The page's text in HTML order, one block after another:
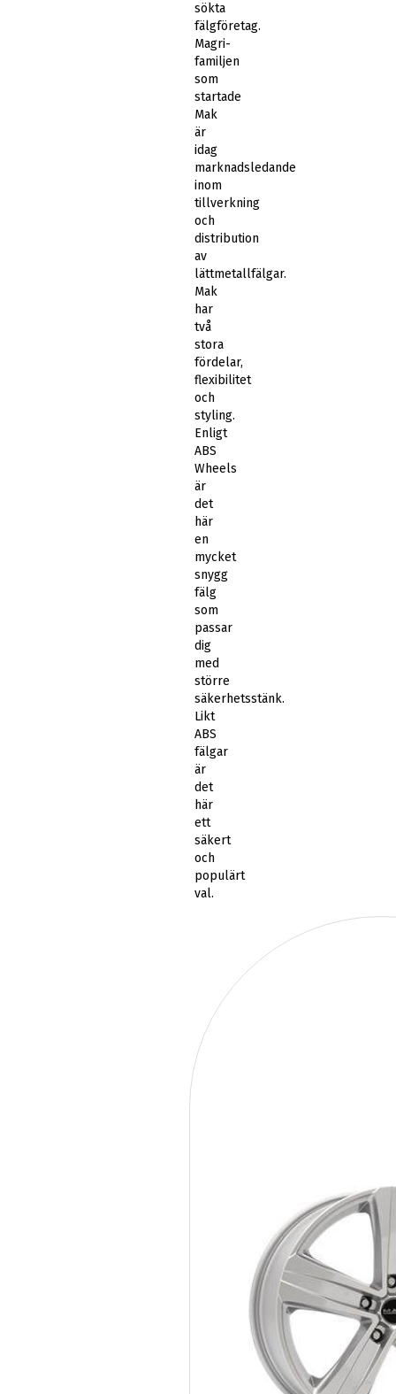
sökta
fälgföretag.
Magri-
familjen
som
startade
Mak
är
idag
marknadsledande
inom
tillverkning
och
distribution
av
lättmetallfälgar.
Mak
har
två
stora
fördelar,
flexibilitet
och
styling.
Enligt
ABS
Wheels
är
det
här
en
mycket
snygg
fälg
som
passar
dig
med
större
säkerhetsstänk.
Likt
ABS
fälgar
är
det
här
ett
säkert
och
populärt
val.